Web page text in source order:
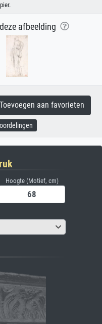
afbeelding
aan favorieten
Hoogte (Motief, cm)